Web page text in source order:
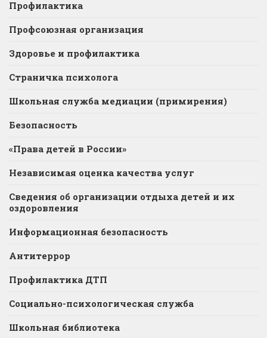
Профилактика
Профсоюзная организация
Здоровье и профилактика
Страничка психолога
Школьная служба медиации (примирения)
Безопасность
«Права детей в России»
Независимая оценка качества услуг
Сведения об организации отдыха детей и их
оздоровления
Информационная безопасность
Антитеррор
Профилактика ДТП
Социально-психологическая служба
Школьная библиотека